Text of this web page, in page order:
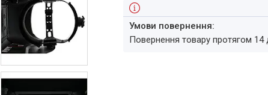
повернення товару протягом 14